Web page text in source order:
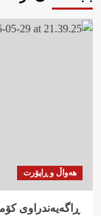
هەواڵ و ڕاپۆرت
ڕاگەیەندراوی